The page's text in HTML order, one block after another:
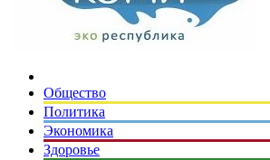
Общество
Политика
Экономика
Здоровье